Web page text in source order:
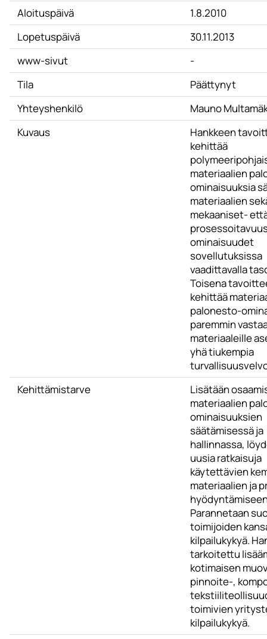
Aloituspäivä
1.8.2010
Lopetuspäivä
30.11.2013
www-sivut
-
Tila
Päättynyt
Yhteyshenkilö
Mauno
Kuvaus
Hankkeen
kehittää
materiaalien
ominaisuuksia
materiaalien
mekaaniset-
ominaisuudet
sovellutuksissa
vaadittavalla
Toisena
kehittää
palonesto-
paremmin
materiaaleille
yhä tiukempia
Kehittämistarve
Lisätään
materiaalien
ominaisuuksien
säätämisessä ja
hallinnassa,
uusia ratkaisuja
käytettävien
materiaalien ja
Parannetaan
toimijoiden
kilpailukykyä.
tarkoitettu
kotimaisen
pinnoite-,
toimivien
kilpailukykyä.